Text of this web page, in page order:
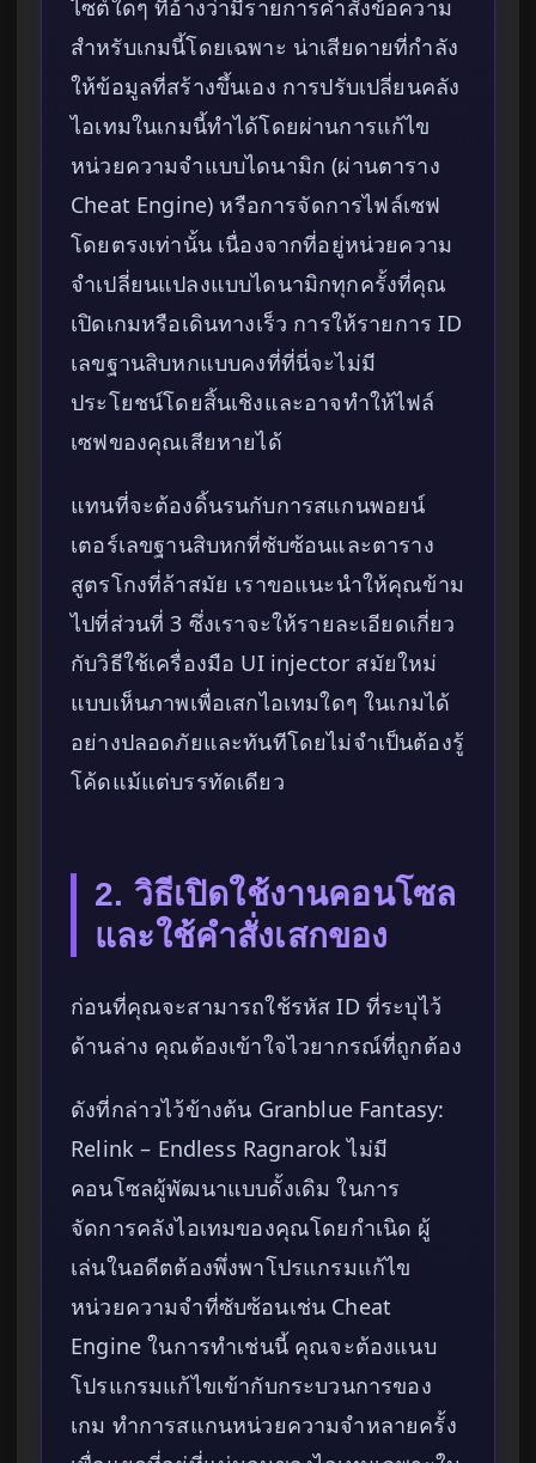
ไซต์ใดๆ ที่อ้างว่ามีรายการคำสั่งข้อความ
สำหรับเกมนี้โดยเฉพาะ น่าเสียดายที่กำลัง
ให้ข้อมูลที่สร้างขึ้นเอง การปรับเปลี่ยนคลัง
ไอเทมในเกมนี้ทำได้โดยผ่านการแก้ไข
หน่วยความจำแบบไดนามิก (ผ่านตาราง
Cheat Engine) หรือการจัดการไฟล์เซฟ
โดยตรงเท่านั้น เนื่องจากที่อยู่หน่วยความ
จำเปลี่ยนแปลงแบบไดนามิกทุกครั้งที่คุณ
เปิดเกมหรือเดินทางเร็ว การให้รายการ ID
เลขฐานสิบหกแบบคงที่ที่นี่จะไม่มี
ประโยชน์โดยสิ้นเชิงและอาจทำให้ไฟล์
เซฟของคุณเสียหายได้
แทนที่จะต้องดิ้นรนกับการสแกนพอยน์
เตอร์เลขฐานสิบหกที่ซับซ้อนและตาราง
สูตรโกงที่ล้าสมัย เราขอแนะนำให้คุณข้าม
ไปที่ส่วนที่ 3 ซึ่งเราจะให้รายละเอียดเกี่ยว
กับวิธีใช้เครื่องมือ UI injector สมัยใหม่
แบบเห็นภาพเพื่อเสกไอเทมใดๆ ในเกมได้
อย่างปลอดภัยและทันทีโดยไม่จำเป็นต้องรู้
โค้ดแม้แต่บรรทัดเดียว
2. วิธีเปิดใช้งานคอนโซล
และใช้คำสั่งเสกของ
ก่อนที่คุณจะสามารถใช้รหัส ID ที่ระบุไว้
ด้านล่าง คุณต้องเข้าใจไวยากรณ์ที่ถูกต้อง
ดังที่กล่าวไว้ข้างต้น Granblue Fantasy:
Relink – Endless Ragnarok ไม่มี
คอนโซลผู้พัฒนาแบบดั้งเดิม ในการ
จัดการคลังไอเทมของคุณโดยกำเนิด ผู้
เล่นในอดีตต้องพึ่งพาโปรแกรมแก้ไข
หน่วยความจำที่ซับซ้อนเช่น Cheat
Engine ในการทำเช่นนี้ คุณจะต้องแนบ
โปรแกรมแก้ไขเข้ากับกระบวนการของ
เกม ทำการสแกนหน่วยความจำหลายครั้ง